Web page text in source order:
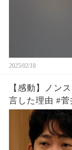
2025/02/18
【感動】ノン
言した理由 #菅